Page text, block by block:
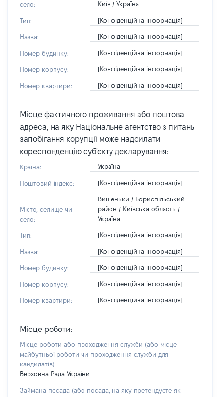
село:
Київ / Україна
Тип: [Конфіденційна інформація]
Назва: [Конфіденційна інформація]
Номер будинку: [Конфіденційна інформація]
Номер корпусу: [Конфіденційна інформація]
Номер квартири: [Конфіденційна інформація]
Місце фактичного проживання або поштова
адреса, на яку Національне агентство з питань
запобігання корупції може надсилати
кореспонденцію суб'єкту декларування:
Країна: Україна
Поштовий індекс: [Конфіденційна інформація]
Місто, селище чи
село:
Вишеньки / Бориспільський
район / Київська область /
Україна
Тип: [Конфіденційна інформація]
Назва: [Конфіденційна інформація]
Номер будинку: [Конфіденційна інформація]
Номер корпусу: [Конфіденційна інформація]
Номер квартири: [Конфіденційна інформація]
Місце роботи:
Місце роботи або проходження служби (або місце
майбутньої роботи чи проходження служби для
кандидатів):
Верховна Рада України
Займана посада (або посада, на яку претендуєте як